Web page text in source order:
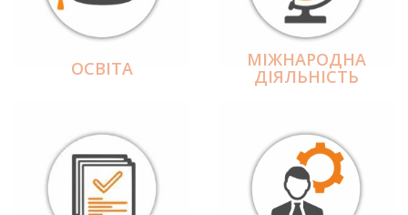
ОСВІТА МІЖНАРОДНА
ДІЯЛЬНІCТЬ